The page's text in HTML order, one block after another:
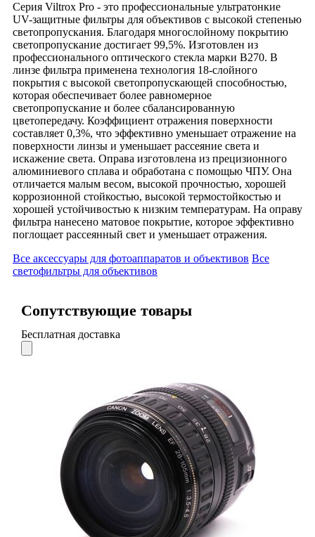
Серия Viltrox Pro - это профессиональные ультратонкие
UV-защитные фильтры для объективов с высокой степенью
светопропускания. Благодаря многослойному покрытию
светопропускание достигает 99,5%. Изготовлен из
профессионального оптического стекла марки B270. В
линзе фильтра применена технология 18-слойного
покрытия с высокой светопропускающей способностью,
которая обеспечивает более равномерное
светопропускание и более сбалансированную
цветопередачу. Коэффициент отражения поверхности
составляет 0,3%, что эффективно уменьшает отражение на
поверхности линзы и уменьшает рассеяние света и
искажение света. Оправа изготовлена из прецизионного
алюминиевого сплава и обработана с помощью ЧПУ. Она
отличается малым весом, высокой прочностью, хорошей
коррозионной стойкостью, высокой термостойкостью и
хорошей устойчивостью к низким температурам. На оправу
фильтра нанесено матовое покрытие, которое эффективно
поглощает рассеянный свет и уменьшает отражения.
Все аксессуары для фотоаппаратов и объективов Все
светофильтры для объективов
Сопутствующие товары
Бесплатная доставка